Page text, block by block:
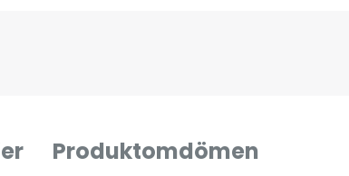
Produktomdömen